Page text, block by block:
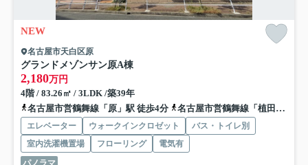
NEW
名古屋市天白区原
グランドメゾンサン原A棟
2,180万円
4階 / 83.26㎡ / 3LDK /築39年
名古屋市営鶴舞線「原」駅 徒歩4分
名古屋市営鶴舞線「植田」駅 徒歩14分
エレベーター ウォークインクロゼット
バス・トイレ別
室内洗濯機置場
フローリング
電気有